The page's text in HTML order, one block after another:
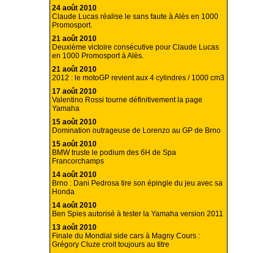
24 août 2010
Claude Lucas réalise le sans faute à Alès en 1000
Promosport.
21 août 2010
Deuxième victoire consécutive pour Claude Lucas
en 1000 Promosport à Alès.
21 août 2010
2012 : le motoGP revient aux 4 cylindres / 1000 cm3
17 août 2010
Valentino Rossi tourne définitivement la page
Yamaha
15 août 2010
Domination outrageuse de Lorenzo au GP de Brno
15 août 2010
BMW truste le podium des 6H de Spa
Francorchamps
14 août 2010
Brno : Dani Pedrosa tire son épingle du jeu avec sa
Honda
14 août 2010
Ben Spies autorisé à tester la Yamaha version 2011
13 août 2010
Finale du Mondial side cars à Magny Cours :
Grégory Cluze croit toujours au titre